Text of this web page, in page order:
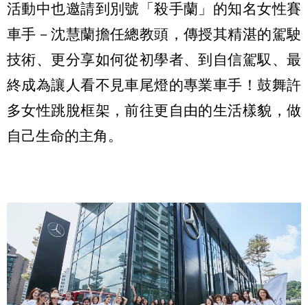
活動中也邀請到別號「殺手蘭」的知名女性賽
車手－沈慧蘭擔任總教頭，傳授其精湛的駕駛
技術、更分享如何從初學者、到自信駕馭、最
終成為讓人看不見車尾燈的專業車手！鼓舞許
多女性跳脫框架，前往更自由的生活樣貌，做
自己生命的主角。